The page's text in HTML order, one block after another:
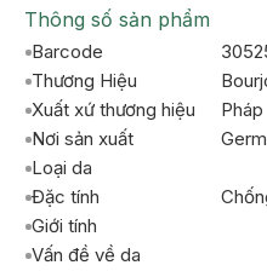
Thông số sản phẩm
Barcode
Thương Hiệu
Xuất xứ thương hiệu
Pháp
Nơi sản xuất
Loại da
Đặc tính
Giới tính
Vấn đề về da